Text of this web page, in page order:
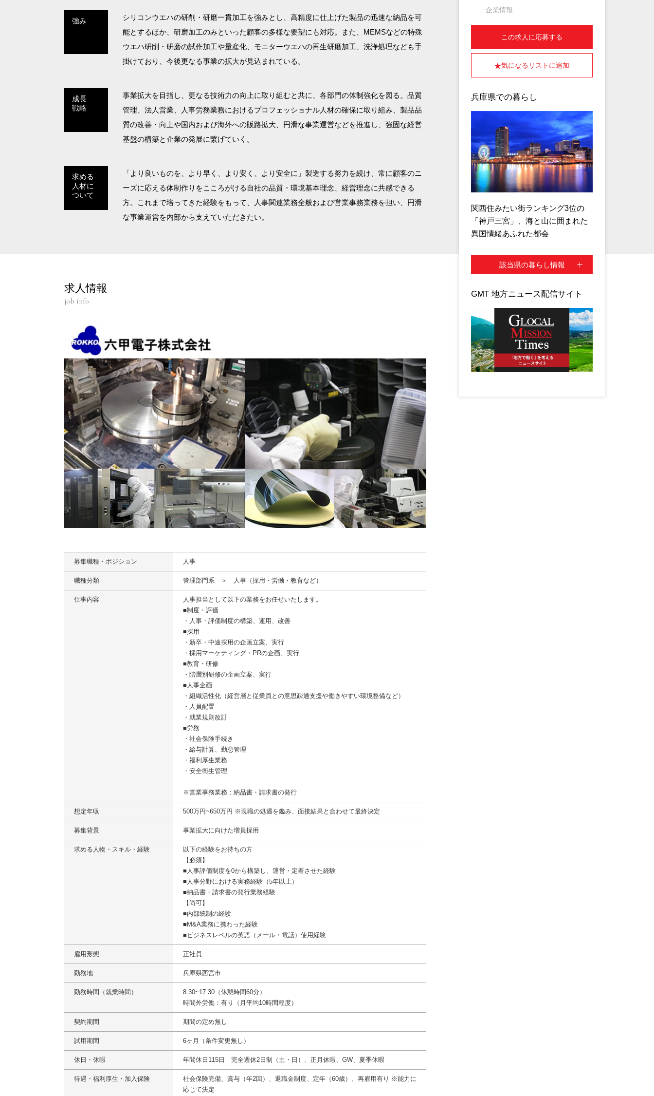
強み
シリコンウエハの研削・研磨一貫加工を強みとし、高精度に仕上げた製品の迅速な納品を可
能とするほか、研磨加工のみといった顧客の多様な要望にも対応。また、MEMSなどの特殊
ウエハ研削・研磨の試作加工や量産化、モニターウエハの再生研磨加工、洗浄処理なども手
掛けており、今後更なる事業の拡大が見込まれている。
成長
戦略
事業拡大を目指し、更なる技術力の向上に取り組むと共に、各部門の体制強化を図る。品質
管理、法人営業、人事労務業務におけるプロフェッショナル人材の確保に取り組み、製品品
質の改善・向上や国内および海外への販路拡大、円滑な事業運営などを推進し、強固な経営
基盤の構築と企業の発展に繋げていく。
求める
人材に
ついて
「より良いものを、より早く、より安く、より安全に」製造する努力を続け、常に顧客のニ
ーズに応える体制作りをこころがける自社の品質・環境基本理念、経営理念に共感できる
方。これまで培ってきた経験をもって、人事関連業務全般および営業事務業務を担い、円滑
な事業運営を内部から支えていただきたい。
求人情報
job info
募集職種・ポジション 人事
職種分類 管理部門系 ＞ 人事（採用・労働・教育など）
仕事内容
人事担当として以下の業務をお任せいたします。
■制度・評価
・人事・評価制度の構築、運用、改善
■採用
・新卒・中途採用の企画立案、実行
・採用マーケティング・PRの企画、実行
■教育・研修
・階層別研修の企画立案、実行
■人事企画
・組織活性化（経営層と従業員との意思疎通支援や働きやすい環境整備など）
・人員配置
・就業規則改訂
■労務
・社会保険手続き
・給与計算、勤怠管理
・福利厚生業務
・安全衛生管理
※営業事務業務：納品書・請求書の発行
想定年収 500万円~650万円 ※現職の処遇を鑑み、面接結果と合わせて最終決定
募集背景 事業拡大に向けた増員採用
求める人物・スキル・経験
以下の経験をお持ちの方
【必須】
■人事評価制度を0から構築し、運営・定着させた経験
■人事分野における実務経験（5年以上）
■納品書・請求書の発行業務経験
【尚可】
■内部統制の経験
■M&A業務に携わった経験
■ビジネスレベルの英語（メール・電話）使用経験
雇用形態 正社員
勤務地 兵庫県西宮市
勤務時間（就業時間）
8:30~17:30（休憩時間60分）
時間外労働：有り（月平均10時間程度）
契約期間 期間の定め無し
試用期間 6ヶ月（条件変更無し）
休日・休暇 年間休日115日 完全週休2日制（土・日）、正月休暇、GW、夏季休暇
待遇・福利厚生・加入保険
社会保険完備、賞与（年2回）、退職金制度、定年（60歳）、再雇用有り ※能力に
応じて決定
企業情報
この求人に応募する
気になるリストに追加
兵庫県での暮らし
関西住みたい街ランキング3位の
「神戸三宮」、海と山に囲まれた
異国情緒あふれた都会
該当県の暮らし情報
GMT 地方ニュース配信サイト